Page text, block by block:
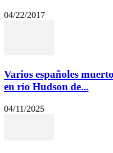
04/22/2017
Varios españoles
en río Hudson de...
04/11/2025